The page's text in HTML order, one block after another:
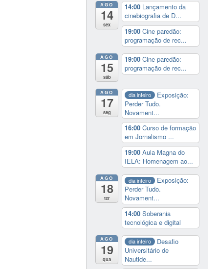
AGO
14
sex
14:00 Lançamento da
cinebiografia de D...
19:00Cine paredão:
programação de rec...
AGO
15
sáb
19:00Cine paredão:
programação de rec...
AGO
17
seg
dia inteiro
Exposição:
Perder Tudo.
Novament...
16:00Curso de formação
em Jornalismo ...
19:00Aula Magna do
IELA: Homenagem ao...
AGO
18
ter
dia inteiro
Exposição:
Perder Tudo.
Novament...
14:00Soberania
tecnológica e digital
AGO
19
qua
dia inteiro
Desafio
Universitário de
Nautide...